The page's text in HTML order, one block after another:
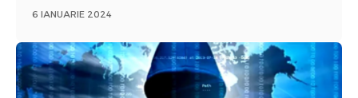
6 IANUARIE 2024